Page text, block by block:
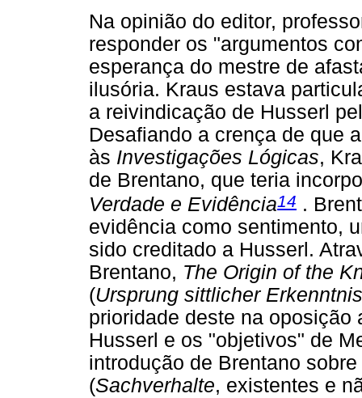
Na opinião do editor,
responder os "argumentos
esperança do mestre de
ilusória. Kraus estava
a reivindicação de Husserl
Desafiando a crença de que
às Investigações Lógicas,
de Brentano, que teria
Verdade e Evidência14 .
evidência como sentimento,
sido creditado a Husserl.
Brentano, The Origin of the
(Ursprung sittlicher Erkenntnis
prioridade deste na
Husserl e os "objetivos" de
introdução de Brentano
(Sachverhalte, existentes e